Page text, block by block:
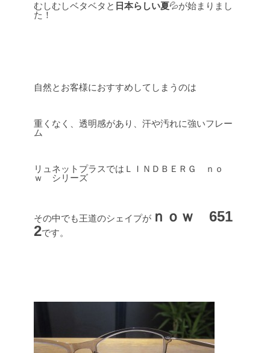
むしむしベタベタと 日本らしい夏💦が始まりまし
た！
自然とお客様におすすめしてしまうのは
重くなく、透明感があり、汗や汚れに強いフレー
ム
リュネットプラスではＬＩＮＤＢＥＲＧ ｎｏ
ｗ シリーズ
その中でも王道のシェイプが ｎｏｗ 651
2です。